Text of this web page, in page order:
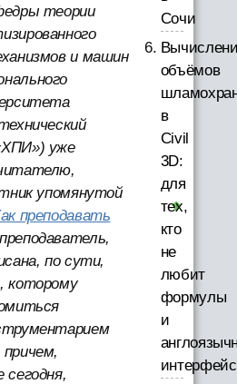
теории
и машин
уже
упомянутой
преподавать
по сути,
которому
сегодня,
Сочи
объёмов
в
Civil
3D:
для
тех,
кто
не
любит
формулы
и